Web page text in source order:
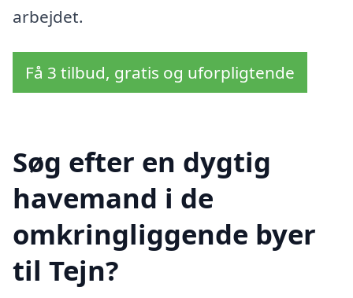
arbejdet.
Få 3 tilbud, gratis og uforpligtende
Søg efter en dygtig
havemand i de
omkringliggende byer
til Tejn?